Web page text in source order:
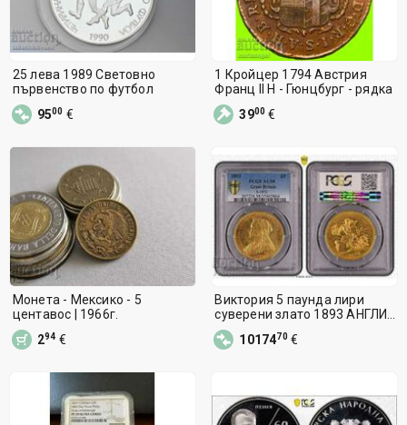
25 лева 1989 Световно
първенство по футбол
9500 €
1 Кройцер 1794 Австрия
Франц II Н - Гюнцбург - рядка
3900 €
Монета - Мексико - 5
центавос | 1966г.
294 €
Виктория 5 паунда лири
суверени злато 1893 АНГЛИЯ
PCGSau 58
1017470€